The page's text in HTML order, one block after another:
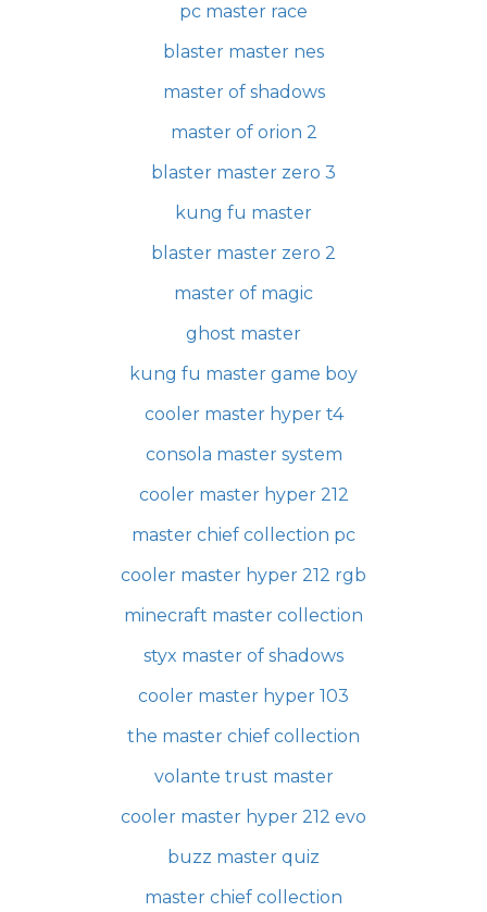
pc master race
blaster master nes
master of shadows
master of orion 2
blaster master zero 3
kung fu master
blaster master zero 2
master of magic
ghost master
kung fu master game boy
cooler master hyper t4
consola master system
cooler master hyper 212
master chief collection pc
cooler master hyper 212 rgb
minecraft master collection
styx master of shadows
cooler master hyper 103
the master chief collection
volante trust master
cooler master hyper 212 evo
buzz master quiz
master chief collection